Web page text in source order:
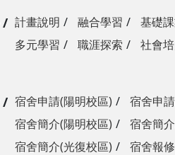
計畫說明 融合學習 基礎
多元學習
職涯探索 社會
宿舍申請(陽明校區)
宿舍申
宿舍簡介(陽明校區)
宿舍簡
宿舍簡介(光復校區)
宿舍報修